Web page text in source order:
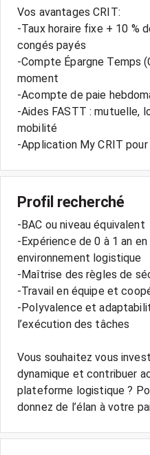
Vos avantages CRIT:
-Taux horaire fixe + 10 %
congés payés
-Compte Épargne Temps
moment
-Acompte de paie
-Aides FASTT : mutuelle,
mobilité
-Application My CRIT
Profil recherché
-BAC ou niveau équivalent
-Expérience de 0 à 1 an
environnement logistique
-Maîtrise des règles de
-Travail en équipe et
-Polyvalence et
l’exécution des tâches
Vous souhaitez vous
dynamique et contribuer
plateforme logistique ?
donnez de l’élan à votre